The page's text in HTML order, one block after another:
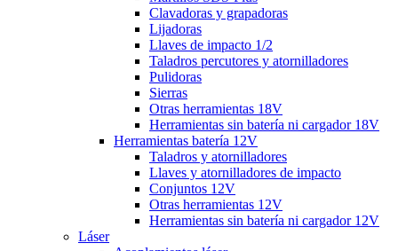
Clavadoras y grapadoras
Lijadoras
Llaves de impacto 1/2
Taladros percutores y atornilladores
Pulidoras
Sierras
Otras herramientas 18V
Herramientas sin batería ni cargador 18V
Herramientas batería 12V
Taladros y atornilladores
Llaves y atornilladores de impacto
Conjuntos 12V
Otras herramientas 12V
Herramientas sin batería ni cargador 12V
Láser